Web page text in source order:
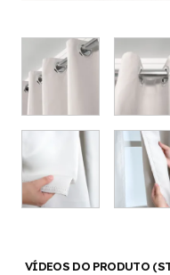
VÍDEOS DO PRODUTO